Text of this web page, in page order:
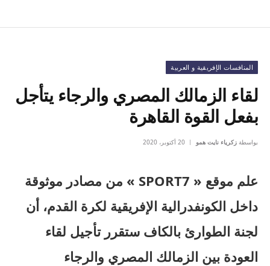
المنافسات الإفريقية و العربية
لقاء الزمالك المصري والرجاء يتأجل
بفعل القوة القاهرة
بواسطة زكرياء نايت همو 20 أكتوبر، 2020
علم موقع « SPORT7 » من مصادر موثوقة
داخل الكونفدرالية الإفريقية لكرة القدم، أن
لجنة الطوارئ بالكاف ستقرر تأجيل لقاء
العودة بين الزمالك المصري والرجاء